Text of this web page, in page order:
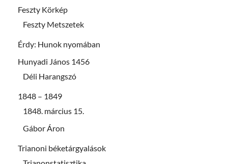
Feszty Körkép
Feszty Metszetek
Érdy: Hunok nyomában
Hunyadi János 1456
Déli Harangszó
1848 – 1849
1848. március 15.
Gábor Áron
Trianoni béketárgyalások